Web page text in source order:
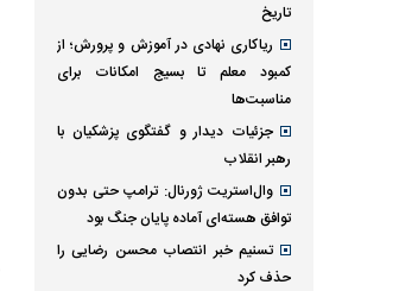
تاریخ
ریاکاری نهادی در آموزش و پرورش؛ از
کمبود معلم تا بسیج امکانات برای
مناسبت‌ها
جزئیات دیدار و گفتگوی پزشکیان با
رهبر انقلاب
وال‌استریت ژورنال: ترامپ حتی بدون
توافق هسته‌ای آماده پایان جنگ بود
تسنیم خبر انتصاب محسن رضایی را
حذف کرد